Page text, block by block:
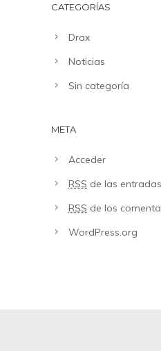
CATEGORÍAS
Drax
Noticias
Sin categoría
META
Acceder
RSS de las entradas
RSS de los
WordPress.org